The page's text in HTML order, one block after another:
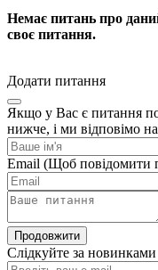
Немає питань про
своє питання.
Додати питання
Якщо у Вас є питання
нижче, і ми відповімо
Email (Щоб повідомити
Продовжити
Слідкуйте за новинками